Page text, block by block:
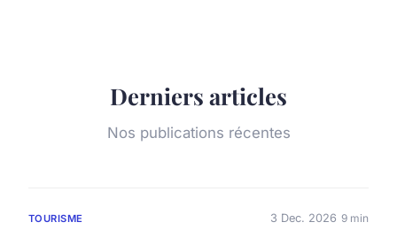
Derniers articles
Nos publications récentes
TOURISME 3 Dec. 2026 9 min